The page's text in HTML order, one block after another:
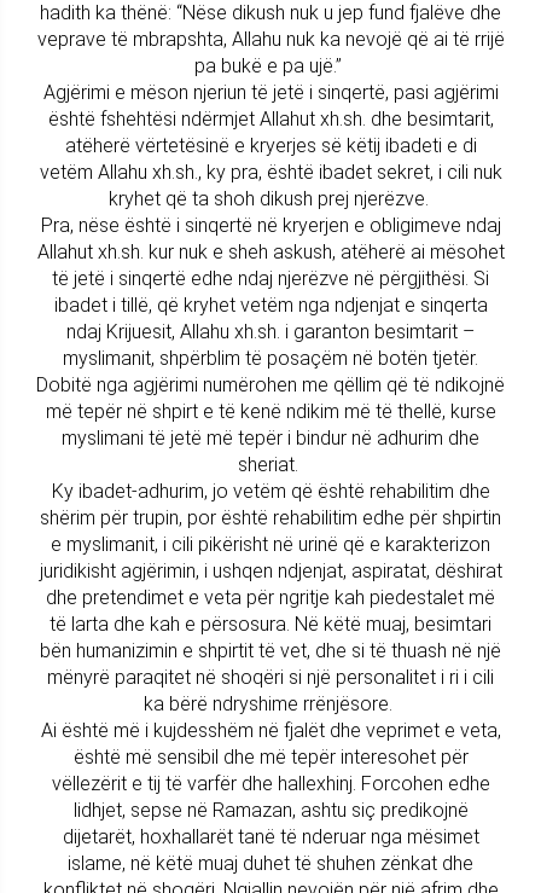
hadith ka thënë: “Nëse dikush nuk u jep fund fjalëve dhe
veprave të mbrapshta, Allahu nuk ka nevojë që ai të rrijë
pa bukë e pa ujë.”
Agjërimi e mëson njeriun të jetë i sinqertë, pasi agjërimi
është fshehtësi ndërmjet Allahut xh.sh. dhe besimtarit,
atëherë vërtetësinë e kryerjes së këtij ibadeti e di
vetëm Allahu xh.sh., ky pra, është ibadet sekret, i cili nuk
kryhet që ta shoh dikush prej njerëzve.
Pra, nëse është i sinqertë në kryerjen e obligimeve ndaj
Allahut xh.sh. kur nuk e sheh askush, atëherë ai mësohet
të jetë i sinqertë edhe ndaj njerëzve në përgjithësi. Si
ibadet i tillë, që kryhet vetëm nga ndjenjat e sinqerta
ndaj Krijuesit, Allahu xh.sh. i garanton besimtarit –
myslimanit, shpërblim të posaçëm në botën tjetër.
Dobitë nga agjërimi numërohen me qëllim që të ndikojnë
më tepër në shpirt e të kenë ndikim më të thellë, kurse
myslimani të jetë më tepër i bindur në adhurim dhe
sheriat.
Ky ibadet-adhurim, jo vetëm që është rehabilitim dhe
shërim për trupin, por është rehabilitim edhe për shpirtin
e myslimanit, i cili pikërisht në urinë që e karakterizon
juridikisht agjërimin, i ushqen ndjenjat, aspiratat, dëshirat
dhe pretendimet e veta për ngritje kah piedestalet më
të larta dhe kah e përsosura. Në këtë muaj, besimtari
bën humanizimin e shpirtit të vet, dhe si të thuash në një
mënyrë paraqitet në shoqëri si një personalitet i ri i cili
ka bërë ndryshime rrënjësore.
Ai është më i kujdesshëm në fjalët dhe veprimet e veta,
është më sensibil dhe më tepër interesohet për
vëllezërit e tij të varfër dhe hallexhinj. Forcohen edhe
lidhjet, sepse në Ramazan, ashtu siç predikojnë
dijetarët, hoxhallarët tanë të nderuar nga mësimet
islame, në këtë muaj duhet të shuhen zënkat dhe